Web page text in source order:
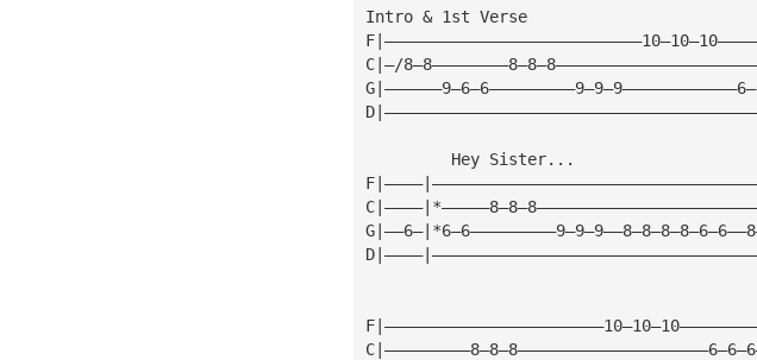
Intro & 1st Verse
C|—/
         Hey Sister...